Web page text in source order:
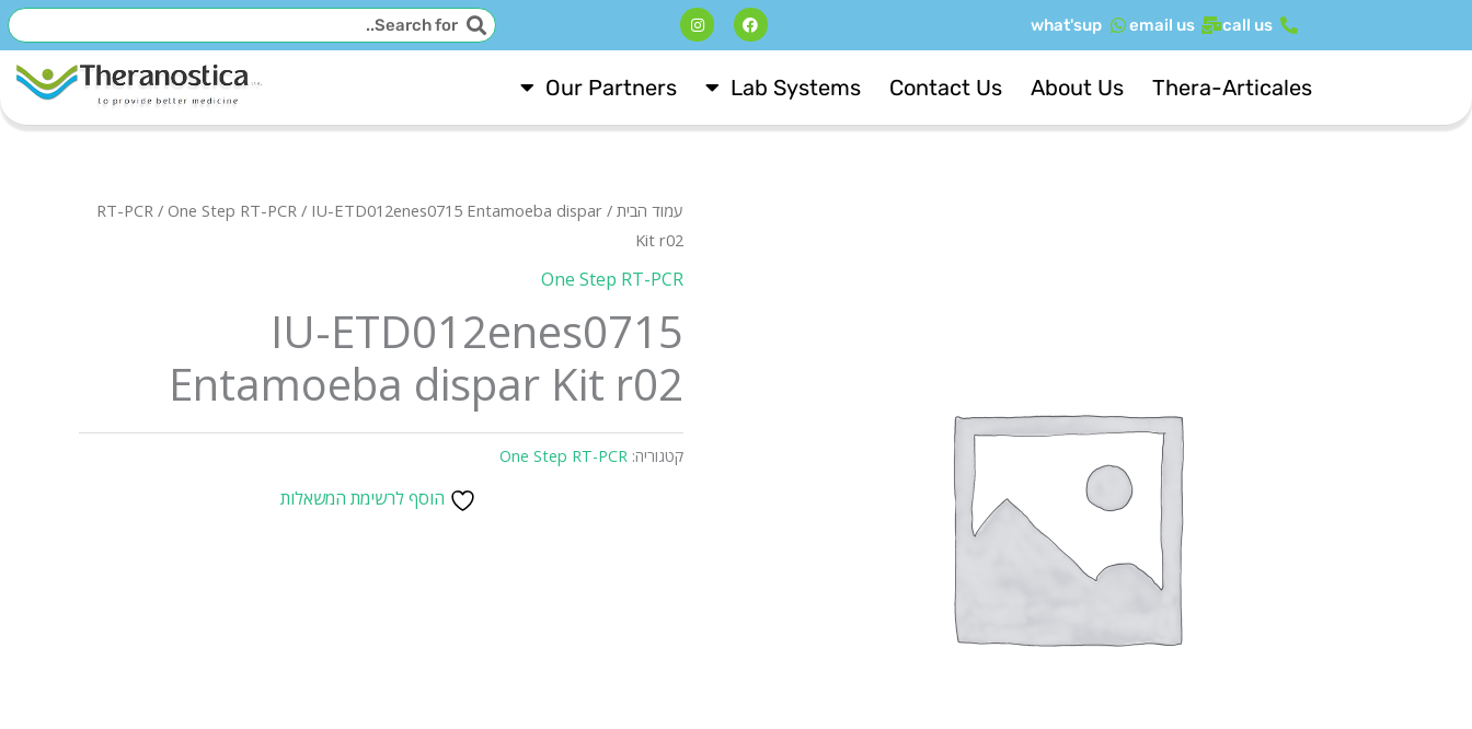
לתוכן
call us
email us
what'sup
F
a
c
o
k
I
n
s
a
m
חיפושחיפוש
Thera-Articales
About Us
Contact Us
Lab Systems
Our Partners
עמוד הבית /
RT-PCR / One Step RT-PCR / IU-ETD012enes0715 Entamoeba dispar
Kit r02
One Step RT-PCR
IU-ETD012enes0715
Entamoeba dispar Kit r02
קטגוריה: One Step RT-PCR
הוסף לרשימת המשאלות